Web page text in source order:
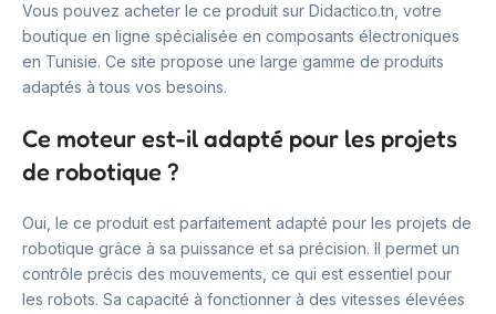
Vous pouvez acheter le ce produit sur Didactico.tn, votre
boutique en ligne spécialisée en composants électroniques
en Tunisie. Ce site propose une large gamme de produits
adaptés à tous vos besoins.
Ce moteur est-il adapté pour les projets
de robotique ?
Oui, le ce produit est parfaitement adapté pour les projets de
robotique grâce à sa puissance et sa précision. Il permet un
contrôle précis des mouvements, ce qui est essentiel pour
les robots. Sa capacité à fonctionner à des vitesses élevées